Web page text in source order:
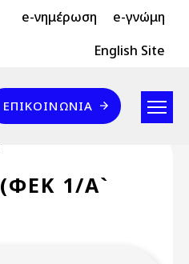
e-νημέρωση e-γνώμη
English Site
ΕΠΙΚΟΙΝΩΝΊΑ
1/Α`